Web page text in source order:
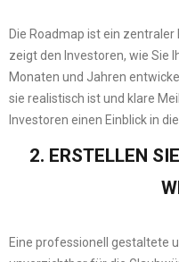
Die Roadmap ist ein
zeigt den Investoren, wie Sie
Monaten und Jahren
sie realistisch ist und klare
Investoren einen Einblick in
2. ERSTELLEN
Eine professionell gestaltete